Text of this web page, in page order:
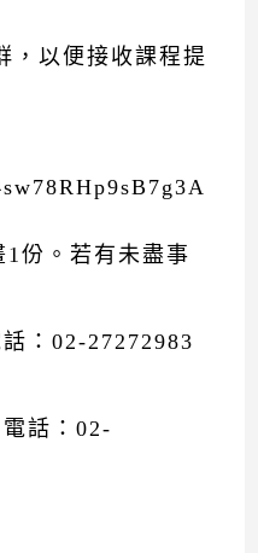
，以便接收課程提
份。若有未盡事
：02-27272983
話：02-